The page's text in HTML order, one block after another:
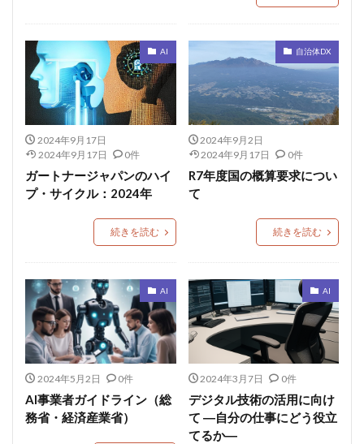
AI
2024年9月17日
2024年9月17日
0件
ガートナージャパンのハイ
プ・サイクル：2024年
続きを読む
自治体DX
2024年9月2日
2024年9月17日
0件
R7年度国の概算要求につい
て
続きを読む
AI
2024年5月2日 0件
AI事業者ガイドライン（総
務省・経済産業省）
AI
2024年3月7日 0件
デジタル技術の活用に向け
て ―自分の仕事にどう役立
てるか―